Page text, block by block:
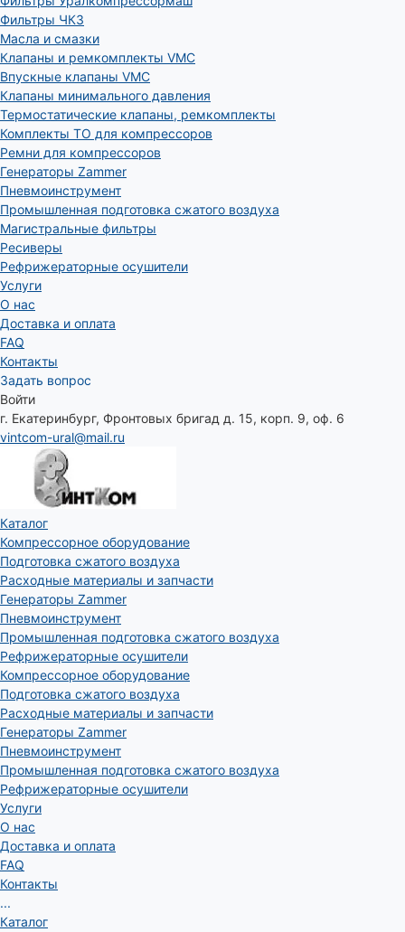
Фильтры ЧКЗ
Масла и смазки
Клапаны и ремкомплекты VMC
Впускные клапаны VMC
Клапаны минимального давления
Термостатические клапаны, ремкомплекты
Комплекты ТО для компрессоров
Ремни для компрессоров
Генераторы Zammer
Пневмоинструмент
Промышленная подготовка сжатого воздуха
Магистральные фильтры
Ресиверы
Рефрижераторные осушители
Услуги
О нас
Доставка и оплата
FAQ
Контакты
Задать вопрос
Войти
г. Екатеринбург, Фронтовых бригад д. 15, корп. 9, оф. 6
vintcom-ural@mail.ru
Каталог
Компрессорное оборудование
Подготовка сжатого воздуха
Расходные материалы и запчасти
Генераторы Zammer
Пневмоинструмент
Промышленная подготовка сжатого воздуха
Рефрижераторные осушители
Компрессорное оборудование
Подготовка сжатого воздуха
Расходные материалы и запчасти
Генераторы Zammer
Пневмоинструмент
Промышленная подготовка сжатого воздуха
Рефрижераторные осушители
Услуги
О нас
Доставка и оплата
FAQ
Контакты
...
Каталог